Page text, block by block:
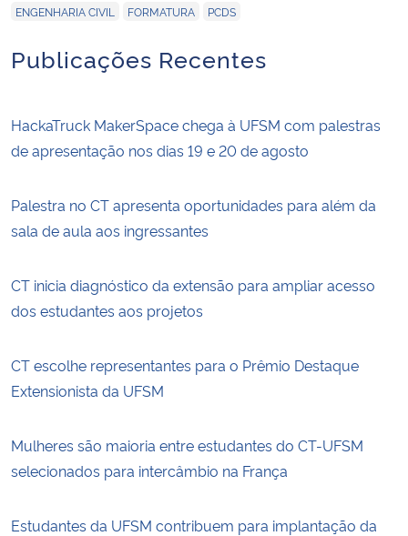
ENGENHARIA CIVIL FORMATURA PCDS
Publicações Recentes
HackaTruck MakerSpace chega à UFSM com palestras
de apresentação nos dias 19 e 20 de agosto
Palestra no CT apresenta oportunidades para além da
sala de aula aos ingressantes
CT inicia diagnóstico da extensão para ampliar acesso
dos estudantes aos projetos
CT escolhe representantes para o Prêmio Destaque
Extensionista da UFSM
Mulheres são maioria entre estudantes do CT-UFSM
selecionados para intercâmbio na França
Estudantes da UFSM contribuem para implantação da